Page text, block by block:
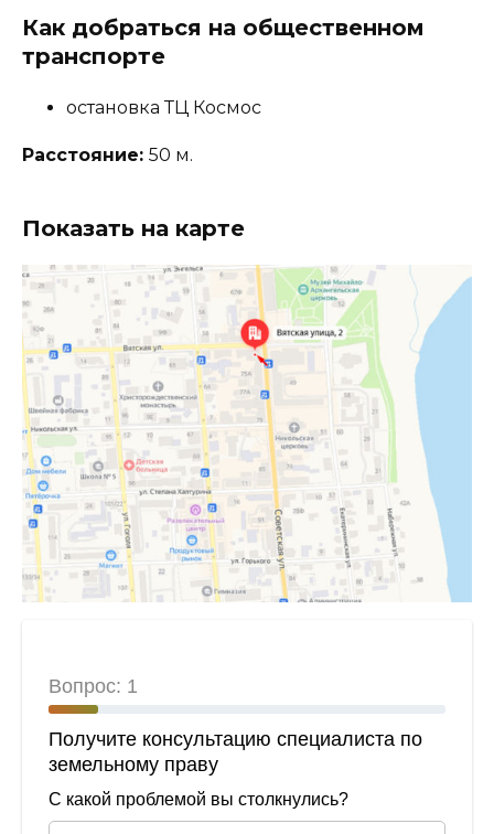
Как добраться на общественном
транспорте
остановка ТЦ Космос
Расстояние: 50 м.
Показать на карте